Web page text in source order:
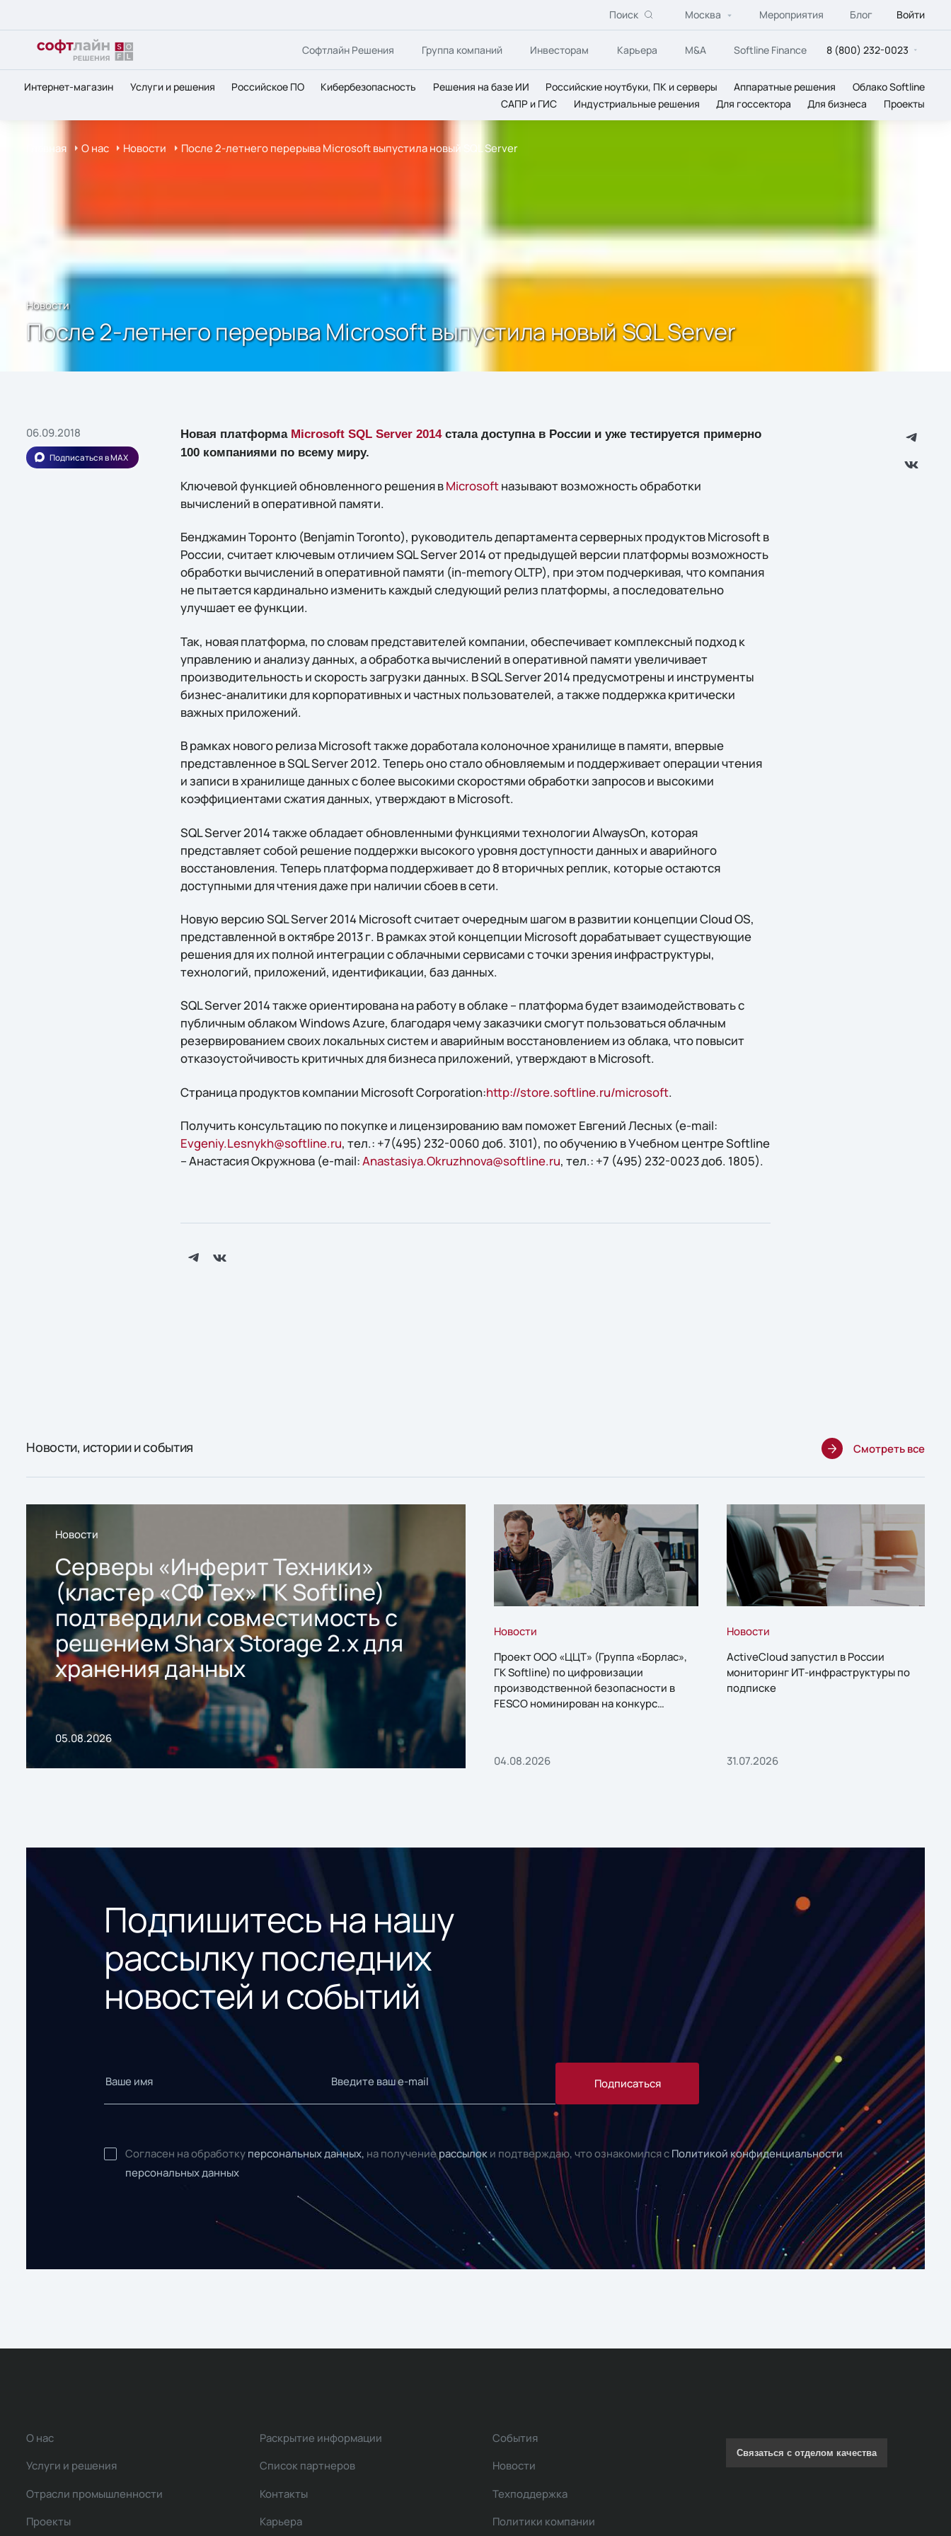
Поиск Москва Мероприятия Блог Войти
Софтлайн Решения Группа компаний Инвесторам Карьера M&A Softline Finance 8 (800) 232-0023
Интернет-магазин Услуги и решения Российское ПО Кибербезопасность Решения на базе ИИ Российские ноутбуки, ПК и серверы Аппаратные решения
Облако Softline
САПР и ГИС
Индустриальные решения Для госсектора Для бизнеса Проекты
Главная О нас Новости После 2-летнего перерыва Microsoft выпустила новый SQL Server
Новости
После 2-летнего перерыва Microsoft выпустила новый SQL Server
06.09.2018
Подписаться в MAX
Новая платформа Microsoft SQL Server 2014стала доступна в России и уже тестируется примерно
100 компаниями по всему миру.
Ключевой функцией обновленного решения вMicrosoftназывают возможность обработки
вычислений в оперативной памяти.
Бенджамин Торонто (Benjamin Toronto), руководитель департамента серверных продуктов Microsoft в
России, считает ключевым отличием SQL Server 2014 от предыдущей версии платформы возможность
обработки вычислений в оперативной памяти (in-memory OLTP), при этом подчеркивая, что компания
не пытается кардинально изменить каждый следующий релиз платформы, а последовательно
улучшает ее функции.
Так, новая платформа, по словам представителей компании, обеспечивает комплексный подход к
управлению и анализу данных, а обработка вычислений в оперативной памяти увеличивает
производительность и скорость загрузки данных. В SQL Server 2014 предусмотрены и инструменты
бизнес-аналитики для корпоративных и частных пользователей, а также поддержка критически
важных приложений.
В рамках нового релиза Microsoft также доработала колоночное хранилище в памяти, впервые
представленное в SQL Server 2012. Теперь оно стало обновляемым и поддерживает операции чтения
и записи в хранилище данных с более высокими скоростями обработки запросов и высокими
коэффициентами сжатия данных, утверждают в Microsoft.
SQL Server 2014 также обладает обновленными функциями технологии AlwaysOn, которая
представляет собой решение поддержки высокого уровня доступности данных и аварийного
восстановления. Теперь платформа поддерживает до 8 вторичных реплик, которые остаются
доступными для чтения даже при наличии сбоев в сети.
Новую версию SQL Server 2014 Microsoft считает очередным шагом в развитии концепции Cloud OS,
представленной в октябре 2013 г. В рамках этой концепции Microsoft дорабатывает существующие
решения для их полной интеграции с облачными сервисами с точки зрения инфраструктуры,
технологий, приложений, идентификации, баз данных.
SQL Server 2014 также ориентирована на работу в облаке – платформа будет взаимодействовать с
публичным облаком Windows Azure, благодаря чему заказчики смогут пользоваться облачным
резервированием своих локальных систем и аварийным восстановлением из облака, что повысит
отказоустойчивость критичных для бизнеса приложений, утверждают в Microsoft.
Страница продуктов компании Microsoft Corporation:http://store.softline.ru/microsoft.
Получить консультацию по покупке и лицензированию вам поможет Евгений Лесных (e-mail:
Evgeniy.Lesnykh@softline.ru, тел.: +7(495) 232-0060 доб. 3101), по обучению в Учебном центре Softline
– Анастасия Окружнова (e-mail:Anastasiya.Okruzhnova@softline.ru, тел.: +7 (495) 232-0023 доб. 1805).
Новости, истории и события Смотреть все
Новости
Серверы «Инферит Техники»
(кластер «СФ Тех» ГК Softline)
подтвердили совместимость с
решением Sharx Storage 2.x для
хранения данных
05.08.2026
Новости
Проект ООО «ЦЦТ» (Группа «Борлас»,
ГК Softline) по цифровизации
производственной безопасности в
FESCO номинирован на конкурс
04.08.2026
Новости
ActiveCloud запустил в России
мониторинг ИТ-инфраструктуры по
подписке
31.07.2026
Подпишитесь на нашу
рассылку последних
новостей и событий
Подписаться
Согласен на обработку персональных данных, на получениерассылок и подтверждаю, что ознакомился с Политикой конфиденциальности
персональных данных
О нас
Услуги и решения
Отрасли промышленности
Проекты
Раскрытие информации
Список партнеров
Контакты
Карьера
События
Новости
Техподдержка
Политики компании
Связаться с отделом качества